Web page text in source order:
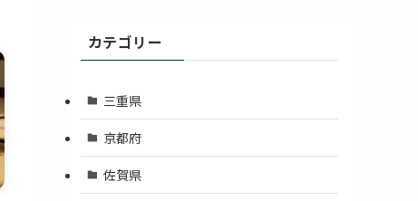
カテゴリー
三重県
京都府
佐賀県